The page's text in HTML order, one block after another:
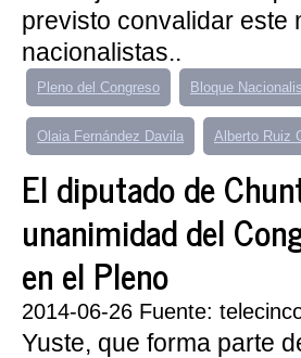
previsto convalidar este
nacionalistas..
Pleno del Congreso Bloque
Olaia Fernández Davila Alberto Ruiz
El diputado de
unanimidad del
en el Pleno
2014-06-26 Fuente:
Yuste, que forma parte